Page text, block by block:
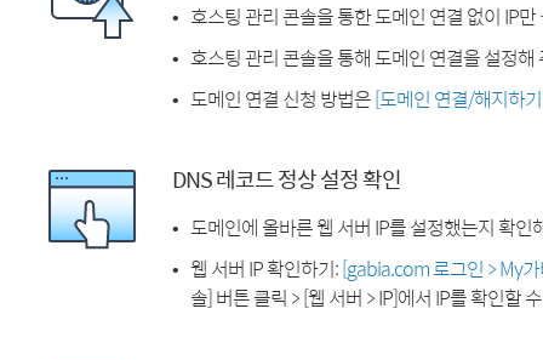
호스팅 관리 콘솔을 통한 도메인 연결 없이 IP
호스팅 관리 콘솔을 통해 도메인 연결을 설정해
도메인 연결 신청 방법은[도메인 연결/해지하
DNS 레코드 정상 설정 확인
도메인에 올바른 웹 서버 IP를 설정했는지 확인
웹 서버 IP 확인하기:[gabia.com 로그인 > My
솔] 버튼 클릭 > [웹 서버 > IP]에서 IP를 확인할